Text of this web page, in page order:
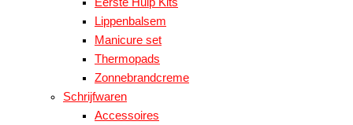
Eerste Hulp Kits
Lippenbalsem
Manicure set
Thermopads
Zonnebrandcreme
Schrijfwaren
Accessoires